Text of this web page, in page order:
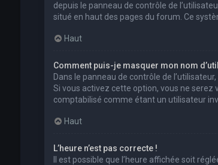
depuis le panneau de contrôle de
situé en haut des pages du forum. Ce
Haut
Comment puis-je masquer mon nom
Dans le panneau de contrôle de
Si vous activez cette option, vous ne
comptabilisé comme étant un utilisateur
Haut
L’heure n’est pas correcte !
Il est possible que l’heure affichée soit